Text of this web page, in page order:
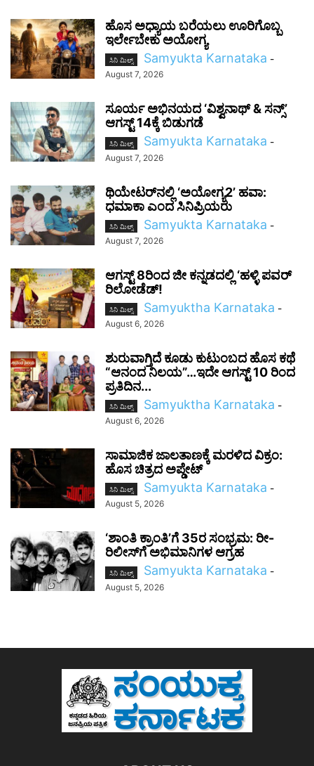
ಹೊಸ ಅಧ್ಯಾಯ ಬರೆಯಲು ಊರಿಗೊಬ್ಬ
ಇರ್ಲೇಬೇಕು ಅಯೋಗ್ಯ
ಸಿನಿ ಮಿಲ್ಸ್ Samyukta Karnataka -
August 7, 2026
ಸೂರ್ಯ ಅಭಿನಯದ ‘ವಿಶ್ವನಾಥ್ & ಸನ್ಸ್’
ಆಗಸ್ಟ್ 14ಕ್ಕೆ ಬಿಡುಗಡೆ
ಸಿನಿ ಮಿಲ್ಸ್ Samyukta Karnataka -
August 7, 2026
ಥಿಯೇಟರ್‌ನಲ್ಲಿ ‘ಅಯೋಗ್ಯ2’ ಹವಾ:
ಧಮಾಕಾ ಎಂದ ಸಿನಿಪ್ರಿಯರು
ಸಿನಿ ಮಿಲ್ಸ್ Samyukta Karnataka -
August 7, 2026
ಆಗಸ್ಟ್ 8ರಿಂದ ಜೀ ಕನ್ನಡದಲ್ಲಿ ‘ಹಳ್ಳಿ ಪವರ್
ರಿಲೋಡೆಡ್!
ಸಿನಿ ಮಿಲ್ಸ್ Samyuktha Karnataka -
August 6, 2026
ಶುರುವಾಗ್ತಿದೆ ಕೂಡು ಕುಟುಂಬದ ಹೊಸ ಕಥೆ
“ಆನಂದ ನಿಲಯ”…ಇದೇ ಆಗಸ್ಟ್ 10 ರಿಂದ
ಪ್ರತಿದಿನ...
ಸಿನಿ ಮಿಲ್ಸ್ Samyuktha Karnataka -
August 6, 2026
ಸಾಮಾಜಿಕ ಜಾಲತಾಣಕ್ಕೆ ಮರಳಿದ ವಿಕ್ರಂ:
ಹೊಸ ಚಿತ್ರದ ಅಪ್ಡೇಟ್
ಸಿನಿ ಮಿಲ್ಸ್ Samyukta Karnataka -
August 5, 2026
‘ಶಾಂತಿ ಕ್ರಾಂತಿ’ಗೆ 35ರ ಸಂಭ್ರಮ: ರೀ-
ರಿಲೀಸ್‌ಗೆ ಅಭಿಮಾನಿಗಳ ಆಗ್ರಹ
ಸಿನಿ ಮಿಲ್ಸ್ Samyukta Karnataka -
August 5, 2026